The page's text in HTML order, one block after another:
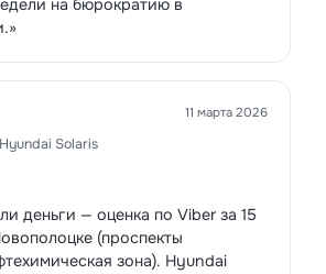
Solaris
11 марта 2026
деньги — оценка по Viber за 15
(проспекты
зона). Hyundai